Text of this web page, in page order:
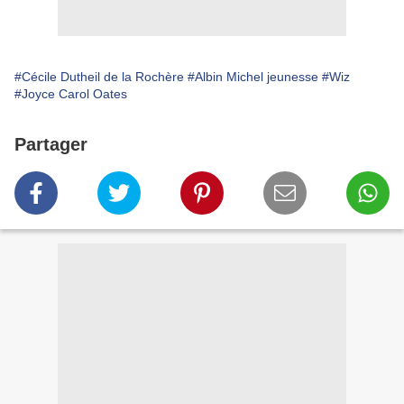
#Cécile Dutheil de la Rochère #Albin Michel jeunesse #Wiz
#Joyce Carol Oates
Partager